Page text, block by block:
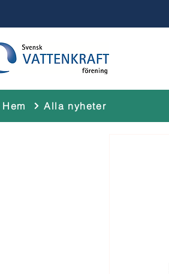
Hem Alla nyheter